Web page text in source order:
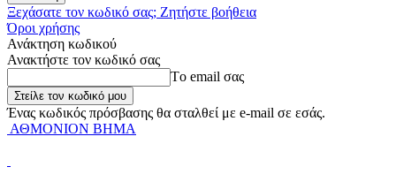
Ξεχάσατε τον κωδικό σας; Ζητήστε βοήθεια
Όροι χρήσης
Ανάκτηση κωδικού
Ανακτήστε τον κωδικό σας
Tο email σας
Ένας κωδικός πρόσβασης θα σταλθεί με e-mail σε εσάς.
ΑΘΜΟΝΙΟΝ ΒΗΜΑ